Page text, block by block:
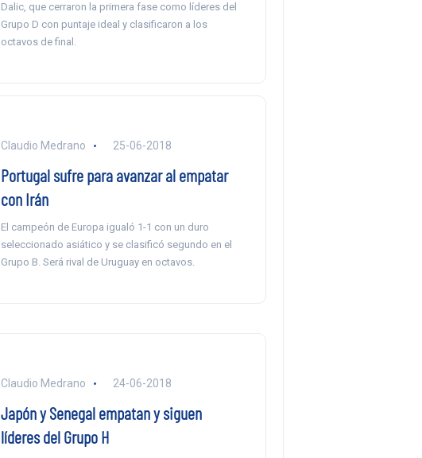
Dalic, que cerraron la primera fase como líderes del
Grupo D con puntaje ideal y clasificaron a los
octavos de final.
Claudio Medrano 25-06-2018
Portugal sufre para avanzar al empatar
con Irán
El campeón de Europa igualó 1-1 con un duro
seleccionado asiático y se clasificó segundo en el
Grupo B. Será rival de Uruguay en octavos.
Claudio Medrano 24-06-2018
Japón y Senegal empatan y siguen
líderes del Grupo H